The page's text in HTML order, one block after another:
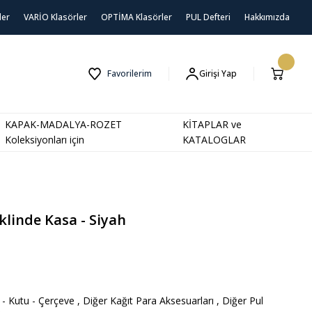
VARİO Klasörler OPTİMA Klasörler PUL Defteri Hakkımızda
Favorilerim Girişi Yap
KAPAK-MADALYA-ROZET
Koleksiyonları için
KİTAPLAR ve
KATALOGLAR
Kasa - Siyah
Kutu - Çerçeve , Diğer Kağıt Para Aksesuarları , Diğer Pul